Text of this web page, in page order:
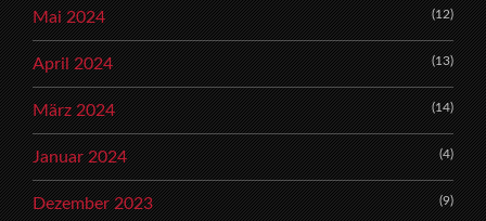
Mai 2024 (12)
April 2024 (13)
März 2024 (14)
Januar 2024 (4)
Dezember 2023 (9)